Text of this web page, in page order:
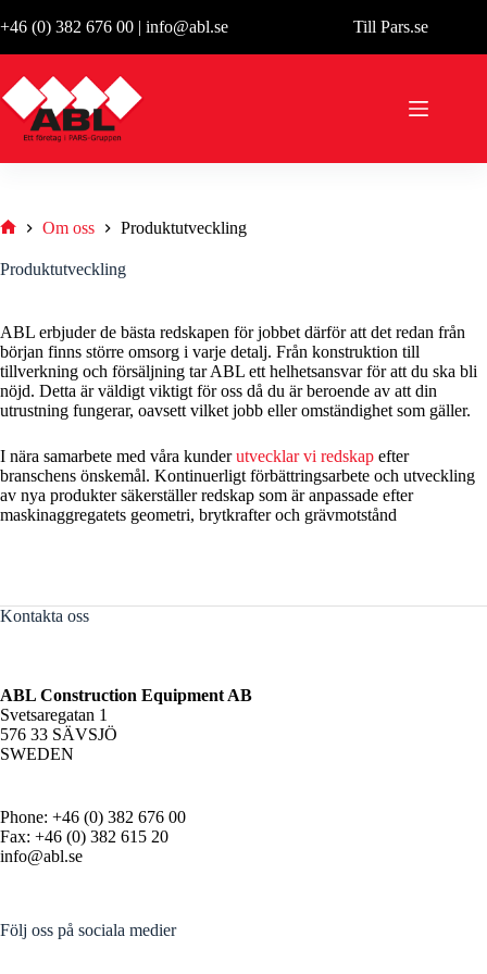
till
+46 (0) 382 676 00 | info@abl.se Till Pars.se
Om oss Produktutveckling
Produktutveckling
ABL erbjuder de bästa redskapen för jobbet därför att det redan från
början finns större omsorg i varje detalj. Från konstruktion till
tillverkning och försäljning tar ABL ett helhetsansvar för att du ska bli
nöjd. Detta är väldigt viktigt för oss då du är beroende av att din
utrustning fungerar, oavsett vilket jobb eller omständighet som gäller.
I nära samarbete med våra kunderutvecklar vi redskap efter
branschens önskemål. Kontinuerligt förbättringsarbete och utveckling
av nya produkter säkerställer redskap som är anpassade efter
maskinaggregatets geometri, brytkrafter och grävmotstånd
Kontakta oss
ABL Construction Equipment AB
Svetsaregatan 1
576 33 SÄVSJÖ
SWEDEN
Phone: +46 (0) 382 676 00
Fax: +46 (0) 382 615 20
info@abl.se
Följ oss på sociala medier